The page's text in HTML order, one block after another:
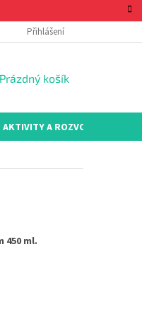
Přihlášení
NÁKUPNÍ
Prázdný košík
AKTIVITY A ROZVOJ
450 ml.